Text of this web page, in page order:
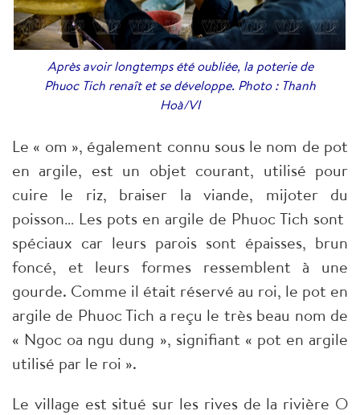
Après avoir longtemps été oubliée, la poterie de
Phuoc Tich renaît et se développe. Photo : Thanh
Hoà/VI
Le « om », également connu sous le nom de pot
en argile, est un objet courant, utilisé pour
cuire le riz, braiser la viande, mijoter du
poisson… Les pots en argile de Phuoc Tich sont
spéciaux car leurs parois sont épaisses, brun
foncé, et leurs formes ressemblent à une
gourde. Comme il était réservé au roi, le pot en
argile de Phuoc Tich a reçu le très beau nom de
« Ngoc oa ngu dung », signifiant « pot en argile
utilisé par le roi ».
Le village est situé sur les rives de la rivière O